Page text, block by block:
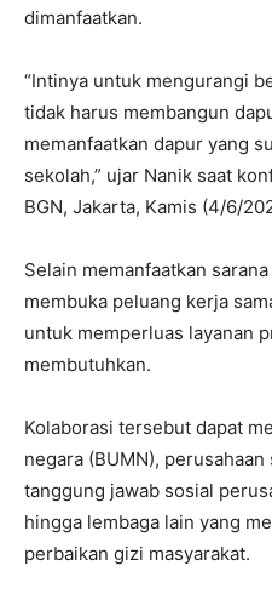
dimanfaatkan.
“Intinya untuk mengurangi
tidak harus membangun
memanfaatkan dapur yang
sekolah,” ujar Nanik saat
BGN, Jakarta, Kamis (4/6/
Selain memanfaatkan
membuka peluang kerja
untuk memperluas layanan
membutuhkan.
Kolaborasi tersebut dapat
negara (BUMN),
tanggung jawab sosial
hingga lembaga lain yang
perbaikan gizi masyarakat.